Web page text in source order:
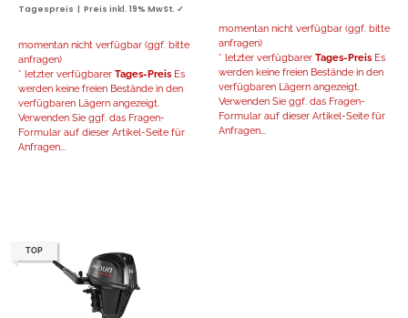
Tagespreis | Preis inkl. 19% MwSt. ✓
momentan nicht verfügbar (ggf. bitte
anfragen)
* letzter verfügbarer Tages-Preis Es
werden keine freien Bestände in den
verfügbaren Lägern angezeigt.
Verwenden Sie ggf. das Fragen-
Formular auf dieser Artikel-Seite für
Anfragen...
momentan nicht verfügbar (ggf. bitte
anfragen)
* letzter verfügbarer Tages-Preis Es
werden keine freien Bestände in den
verfügbaren Lägern angezeigt.
Verwenden Sie ggf. das Fragen-
Formular auf dieser Artikel-Seite für
Anfragen...
TOP